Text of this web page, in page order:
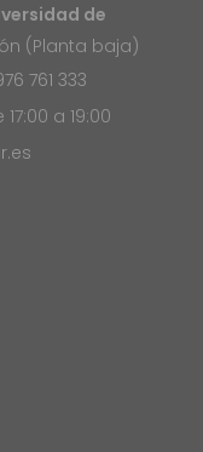
de
(Planta baja)
761 333
a 19:00